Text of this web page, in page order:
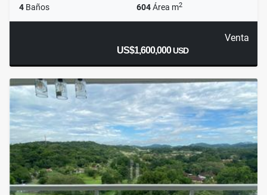
4 Baños 604Área m2
Venta
US$1,600,000USD